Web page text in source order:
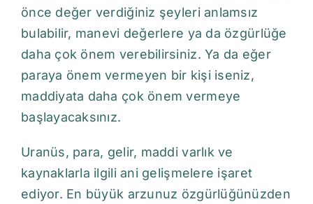
önce değer verdiğiniz şeyleri anlamsız
bulabilir, manevi değerlere ya da özgürlüğe
daha çok önem verebilirsiniz. Ya da eğer
paraya önem vermeyen bir kişi iseniz,
maddiyata daha çok önem vermeye
başlayacaksınız.
Uranüs, para, gelir, maddi varlık ve
kaynaklarla ilgili ani gelişmelere işaret
ediyor. En büyük arzunuz özgürlüğünüzden